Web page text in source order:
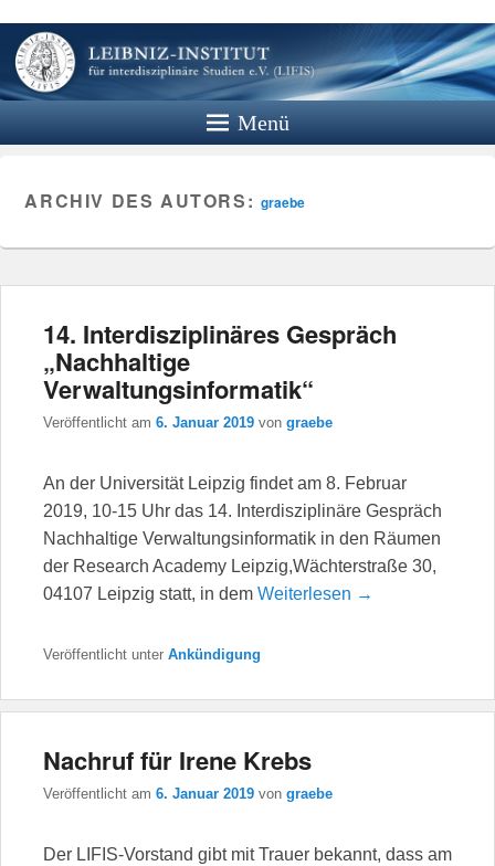
Leibniz
Institut
Website des Leibniz Instituts für
Menü
ARCHIV DES AUTORS: graebe
14. Interdisziplinäres Gespräch
„Nachhaltige
Verwaltungsinformatik“
Veröffentlicht am 6. Januar 2019 von graebe
An der Universität Leipzig findet am 8. Februar
2019, 10-15 Uhr das 14. Interdisziplinäre Gespräch
Nachhaltige Verwaltungsinformatik in den Räumen
der Research Academy Leipzig,Wächterstraße 30,
04107 Leipzig statt, in dem Weiterlesen →
Veröffentlicht unter Ankündigung
Nachruf für Irene Krebs
Veröffentlicht am 6. Januar 2019 von graebe
Der LIFIS-Vorstand gibt mit Trauer bekannt, dass am